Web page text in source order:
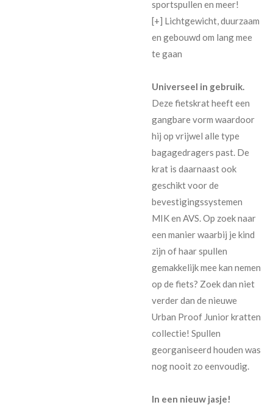
sportspullen en meer!
[+] Lichtgewicht, duurzaam
en gebouwd om lang mee
te gaan
Universeel in gebruik.
Deze fietskrat heeft een
gangbare vorm waardoor
hij op vrijwel alle type
bagagedragers past. De
krat is daarnaast ook
geschikt voor de
bevestigingssystemen
MIK en AVS. Op zoek naar
een manier waarbij je kind
zijn of haar spullen
gemakkelijk mee kan nemen
op de fiets? Zoek dan niet
verder dan de nieuwe
Urban Proof Junior kratten
collectie! Spullen
georganiseerd houden was
nog nooit zo eenvoudig.
In een nieuw jasje!